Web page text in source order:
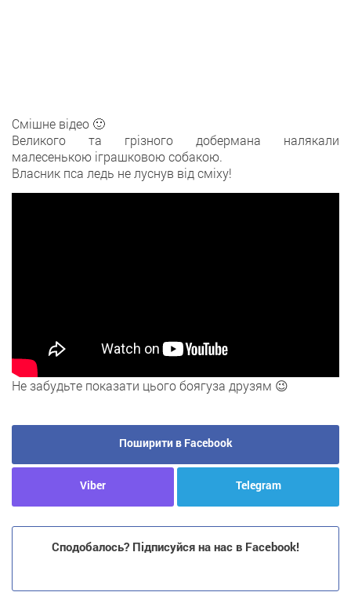
Смішне відео 🙂
Великого та грізного добермана налякали
малесенькою іграшковою собакою.
Власник пса ледь не луснув від сміху!
Не забудьте показати цього боягуза друзям 😉
Поширити в Facebook
Viber Telegram
Сподобалось? Підписуйся на нас в Facebook!